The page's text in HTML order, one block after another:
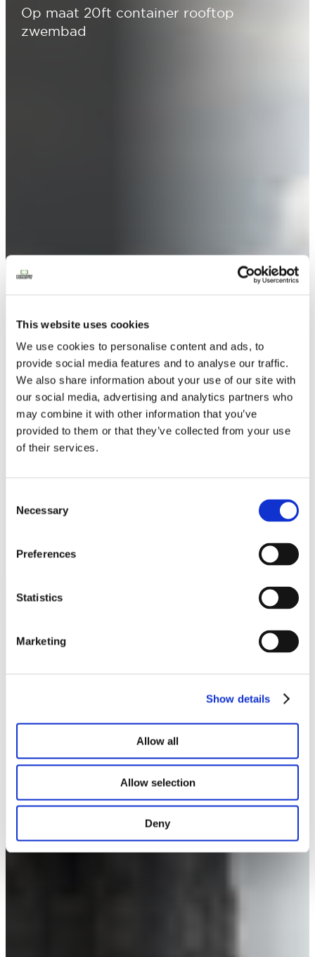
This website uses cookies
We use cookies to personalise content and ads, to
provide social media features and to analyse our traffic.
We also share information about your use of our site with
our social media, advertising and analytics partners who
may combine it with other information that you’ve
provided to them or that they’ve collected from your use
of their services.
Selection
Necessary
Preferences
Statistics
Marketing
Show details
Allow all
Allow selection
Deny
Op maat 20ft container rooftop
zwembad